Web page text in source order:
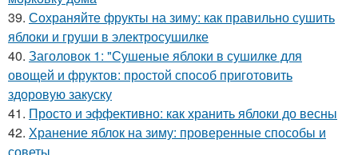
39. Сохраняйте фрукты на зиму: как правильно сушить
яблоки и груши в электросушилке
40. Заголовок 1: "Сушеные яблоки в сушилке для
овощей и фруктов: простой способ приготовить
здоровую закуску
41. Просто и эффективно: как хранить яблоки до весны
42. Хранение яблок на зиму: проверенные способы и
советы